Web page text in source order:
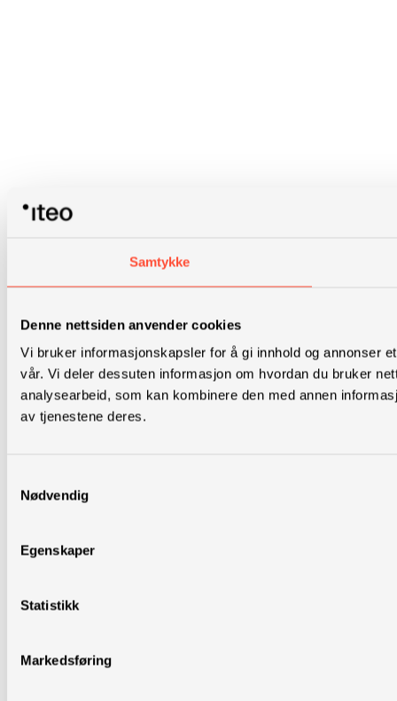
Samtykke
Denne nettsiden anvender cookies
Vi bruker informasjonskapsler for å gi innhold og annonser
vår. Vi deler dessuten informasjon om hvordan du bruker
analysearbeid, som kan kombinere den med annen
av tjenestene deres.
Nødvendig
Egenskaper
Statistikk
Markedsføring